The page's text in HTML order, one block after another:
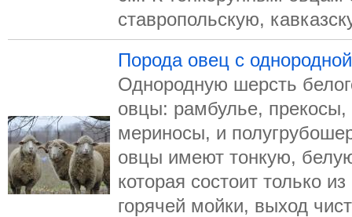
ставропольскую,
Порода овец с
Однородную шерсть
овцы: рамбулье, прекосы,
мериносы, и
овцы имеют тонкую,
которая состоит только
горячей мойки, выход